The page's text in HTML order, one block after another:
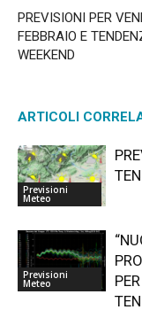
PREVISIONI PER
FEBBRAIO E
WEEKEND
ARTICOLI
Previsioni
Meteo
Previsioni
Meteo